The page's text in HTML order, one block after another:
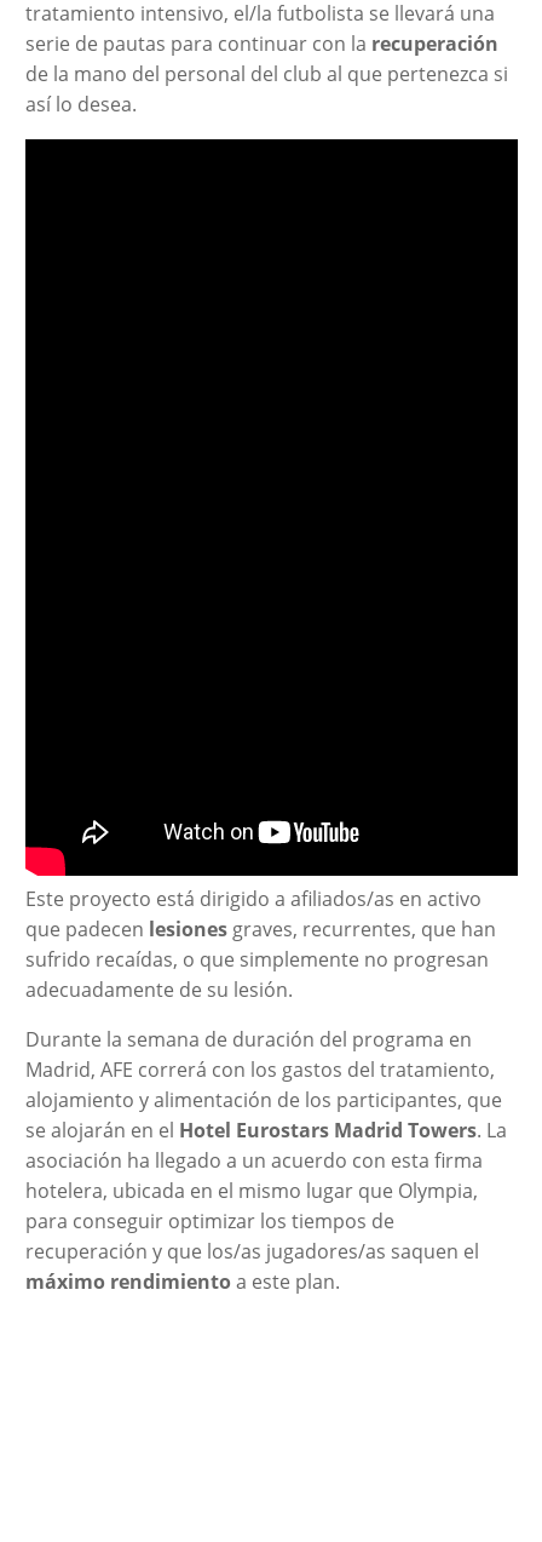
tratamiento intensivo, el/la futbolista se llevará una
serie de pautas para continuar con la recuperación
de la mano del personal del club al que pertenezca si
así lo desea.
Este proyecto está dirigido a afiliados/as en activo
que padecen lesionesgraves, recurrentes, que han
sufrido recaídas, o que simplemente no progresan
adecuadamente de su lesión.
Durante la semana de duración del programa en
Madrid, AFE correrá con los gastos del tratamiento,
alojamiento y alimentación de los participantes, que
se alojarán en el Hotel Eurostars Madrid Towers. La
asociación ha llegado a un acuerdo con esta firma
hotelera, ubicada en el mismo lugar que Olympia,
para conseguir optimizar los tiempos de
recuperación y que los/as jugadores/as saquen el
máximo rendimientoa este plan.